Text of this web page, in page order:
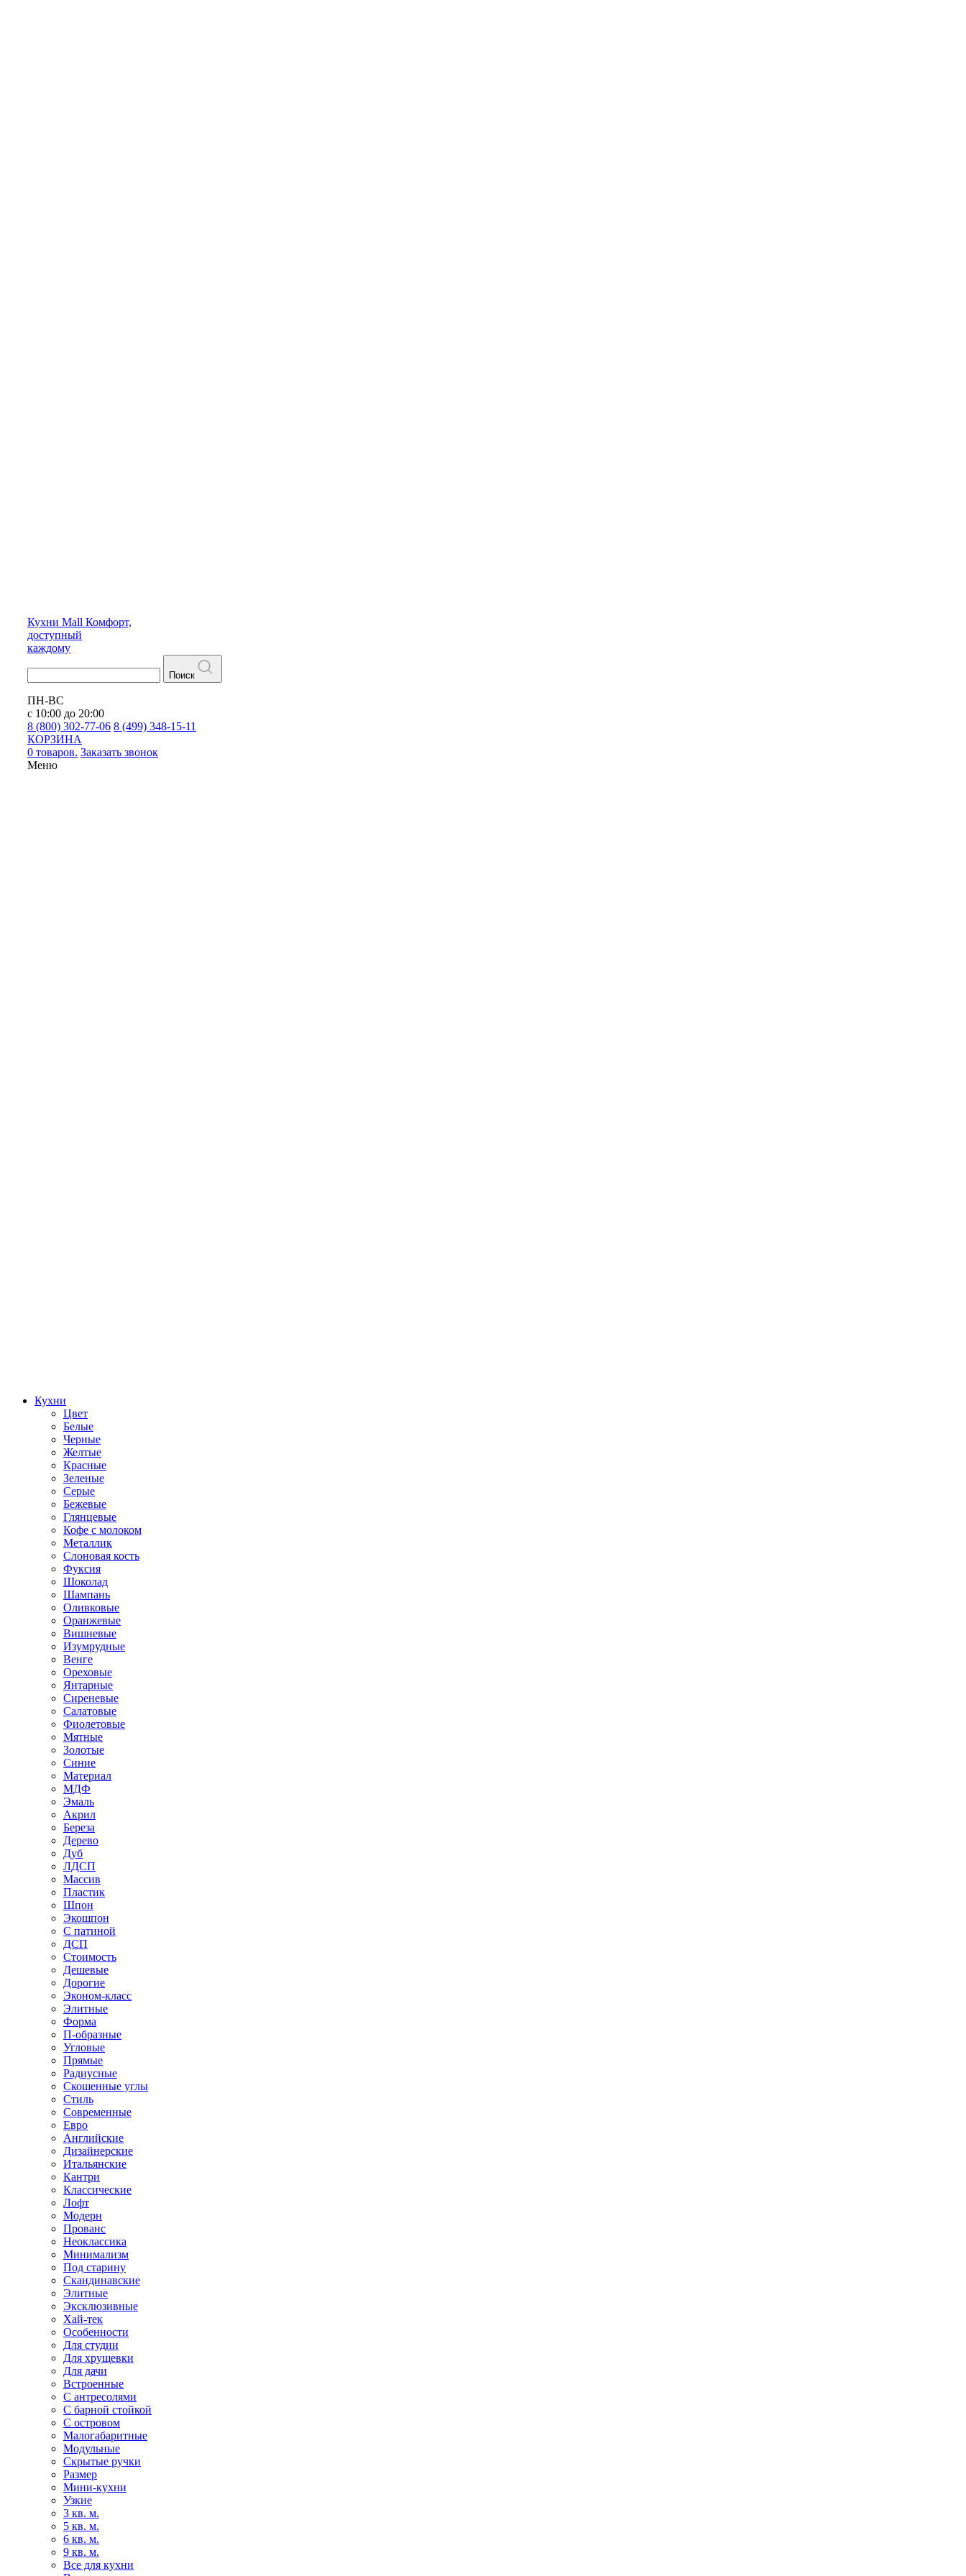
Кухни Mall Комфорт,
доступный
каждому
Поиск
ПН-ВС
с 10:00 до 20:00
8 (800) 302-77-06 8 (499) 348-15-11
КОРЗИНА
0 товаров. Заказать звонок
Меню
Кухни
Цвет
Белые
Черные
Желтые
Красные
Зеленые
Серые
Бежевые
Глянцевые
Кофе с молоком
Металлик
Слоновая кость
Фуксия
Шоколад
Шампань
Оливковые
Оранжевые
Вишневые
Изумрудные
Венге
Ореховые
Янтарные
Сиреневые
Салатовые
Фиолетовые
Мятные
Золотые
Синие
Материал
МДФ
Эмаль
Акрил
Береза
Дерево
Дуб
ЛДСП
Массив
Пластик
Шпон
Экошпон
С патиной
ДСП
Стоимость
Дешевые
Дорогие
Эконом-класс
Элитные
Форма
П-образные
Угловые
Прямые
Радиусные
Скошенные углы
Стиль
Современные
Евро
Английские
Дизайнерские
Итальянские
Кантри
Классические
Лофт
Модерн
Прованс
Неоклассика
Минимализм
Под старину
Скандинавские
Элитные
Эксклюзивные
Хай-тек
Особенности
Для студии
Для хрущевки
Для дачи
Встроенные
С антресолями
С барной стойкой
С островом
Малогабаритные
Модульные
Скрытые ручки
Размер
Мини-кухни
Узкие
3 кв. м.
5 кв. м.
6 кв. м.
9 кв. м.
Все для кухни